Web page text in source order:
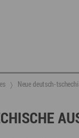
Neue deutsch-